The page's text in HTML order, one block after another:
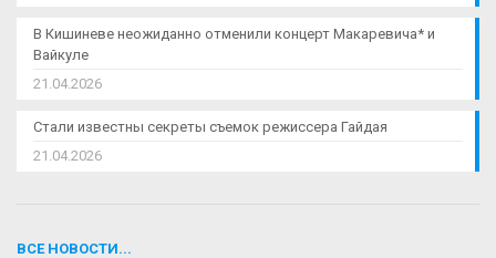
В Кишиневе неожиданно отменили концерт Макаревича* и
Вайкуле
21.04.2026
Стали известны секреты съемок режиссера Гайдая
21.04.2026
ВСЕ НОВОСТИ...